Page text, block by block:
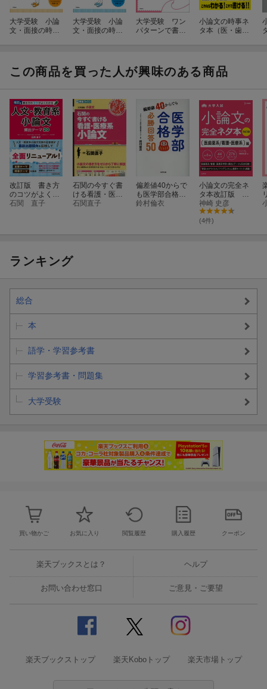
大学受験 小論
文・面接の時事
大学受験 小論
文・面接の時事
大学受験 ワン
パターンで書け
小論文の時事ネ
タ本（医・歯・
この商品を買った人が興味のある商品
改訂版 書き方
のコツがよくわ
かる 人文・教
石関 直子
石関の今すぐ書
ける看護・医療
系小論文
石関直子
偏差値40からで
も医学部合格必
勝回答50
鈴村倫衣
小論文の完全ネ
タ本改訂版 医
歯薬系／看護・
医療系編
神崎 史彦
(4件)
ランキング
総合
本
語学・学習参考書
学習参考書・問題集
大学受験
買い物かご お気に入り 閲覧履歴 購入履歴 クーポン
楽天ブックスとは？ ヘルプ
お問い合わせ窓口 ご意見・ご要望
楽天ブックストップ 楽天Koboトップ 楽天市場トップ